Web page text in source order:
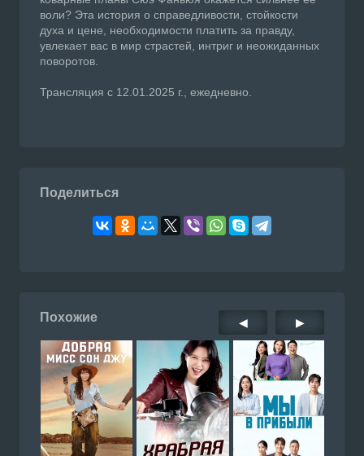
воли? Эта история о справедливости, стойкости
духа и цене, необходимости платить за правду,
увлекает вас в мир страстей, интриг и неожиданных
поворотов.
Трансляция с 12.01.2025 г., ежедневно.
Поделиться
Похожие ◀ ▶